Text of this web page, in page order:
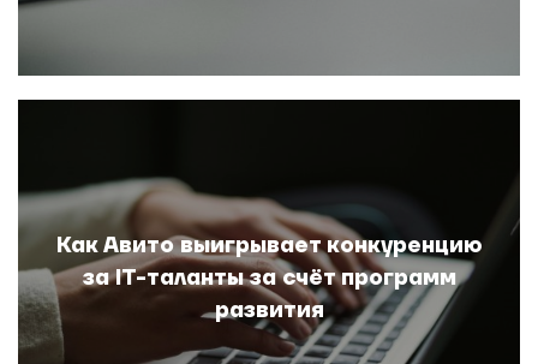
Как Авито выигрывает конкуренцию
за IT-таланты за счёт программ
развития